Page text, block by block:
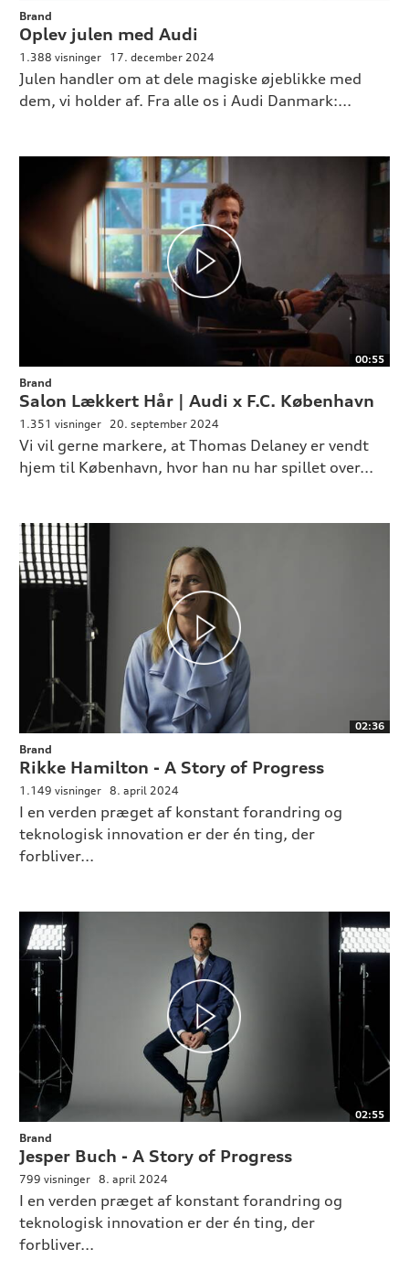
Brand
Oplev julen med Audi
1.388 visninger 17. december 2024
Julen handler om at dele magiske øjeblikke med
dem, vi holder af. Fra alle os i Audi Danmark:...
00:55
Brand
Salon Lækkert Hår | Audi x F.C. København
1.351 visninger 20. september 2024
Vi vil gerne markere, at Thomas Delaney er vendt
hjem til København, hvor han nu har spillet over...
02:36
Brand
Rikke Hamilton - A Story of Progress
1.149 visninger 8. april 2024
I en verden præget af konstant forandring og
teknologisk innovation er der én ting, der
forbliver...
02:55
Brand
Jesper Buch - A Story of Progress
799 visninger 8. april 2024
I en verden præget af konstant forandring og
teknologisk innovation er der én ting, der
forbliver...